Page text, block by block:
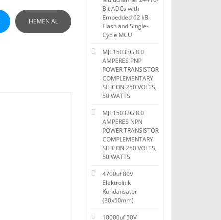
HEMEN AL
Bit ADCs with
Embedded 62 kB
Flash and Single-
Cycle MCU
MJE15033G 8.0
AMPERES PNP
POWER TRANSISTOR
COMPLEMENTARY
SILICON 250 VOLTS,
50 WATTS
MJE15032G 8.0
AMPERES NPN
POWER TRANSISTOR
COMPLEMENTARY
SILICON 250 VOLTS,
50 WATTS
4700uf 80V
Elektrolitik
Kondansatör
(30x50mm)
10000uf 50V